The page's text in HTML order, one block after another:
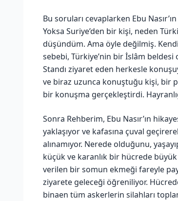
Bu soruları cevaplarken Ebu
Yoksa Suriye’den bir kişi, neden
düşündüm. Ama öyle değilmiş.
sebebi, Türkiye’nin bir İslâm beldesi
Standı ziyaret eden herkesle
ve biraz uzunca konuştuğu kişi, bir
bir konuşma gerçekleştirdi.
Sonra Rehberim, Ebu Nasır’ın
yaklaşıyor ve kafasına çuval
alınamıyor. Nerede olduğunu,
küçük ve karanlık bir hücrede
verilen bir somun ekmeği fareyle
ziyarete geleceği öğreniliyor.
binaen tüm askerlerin silahları